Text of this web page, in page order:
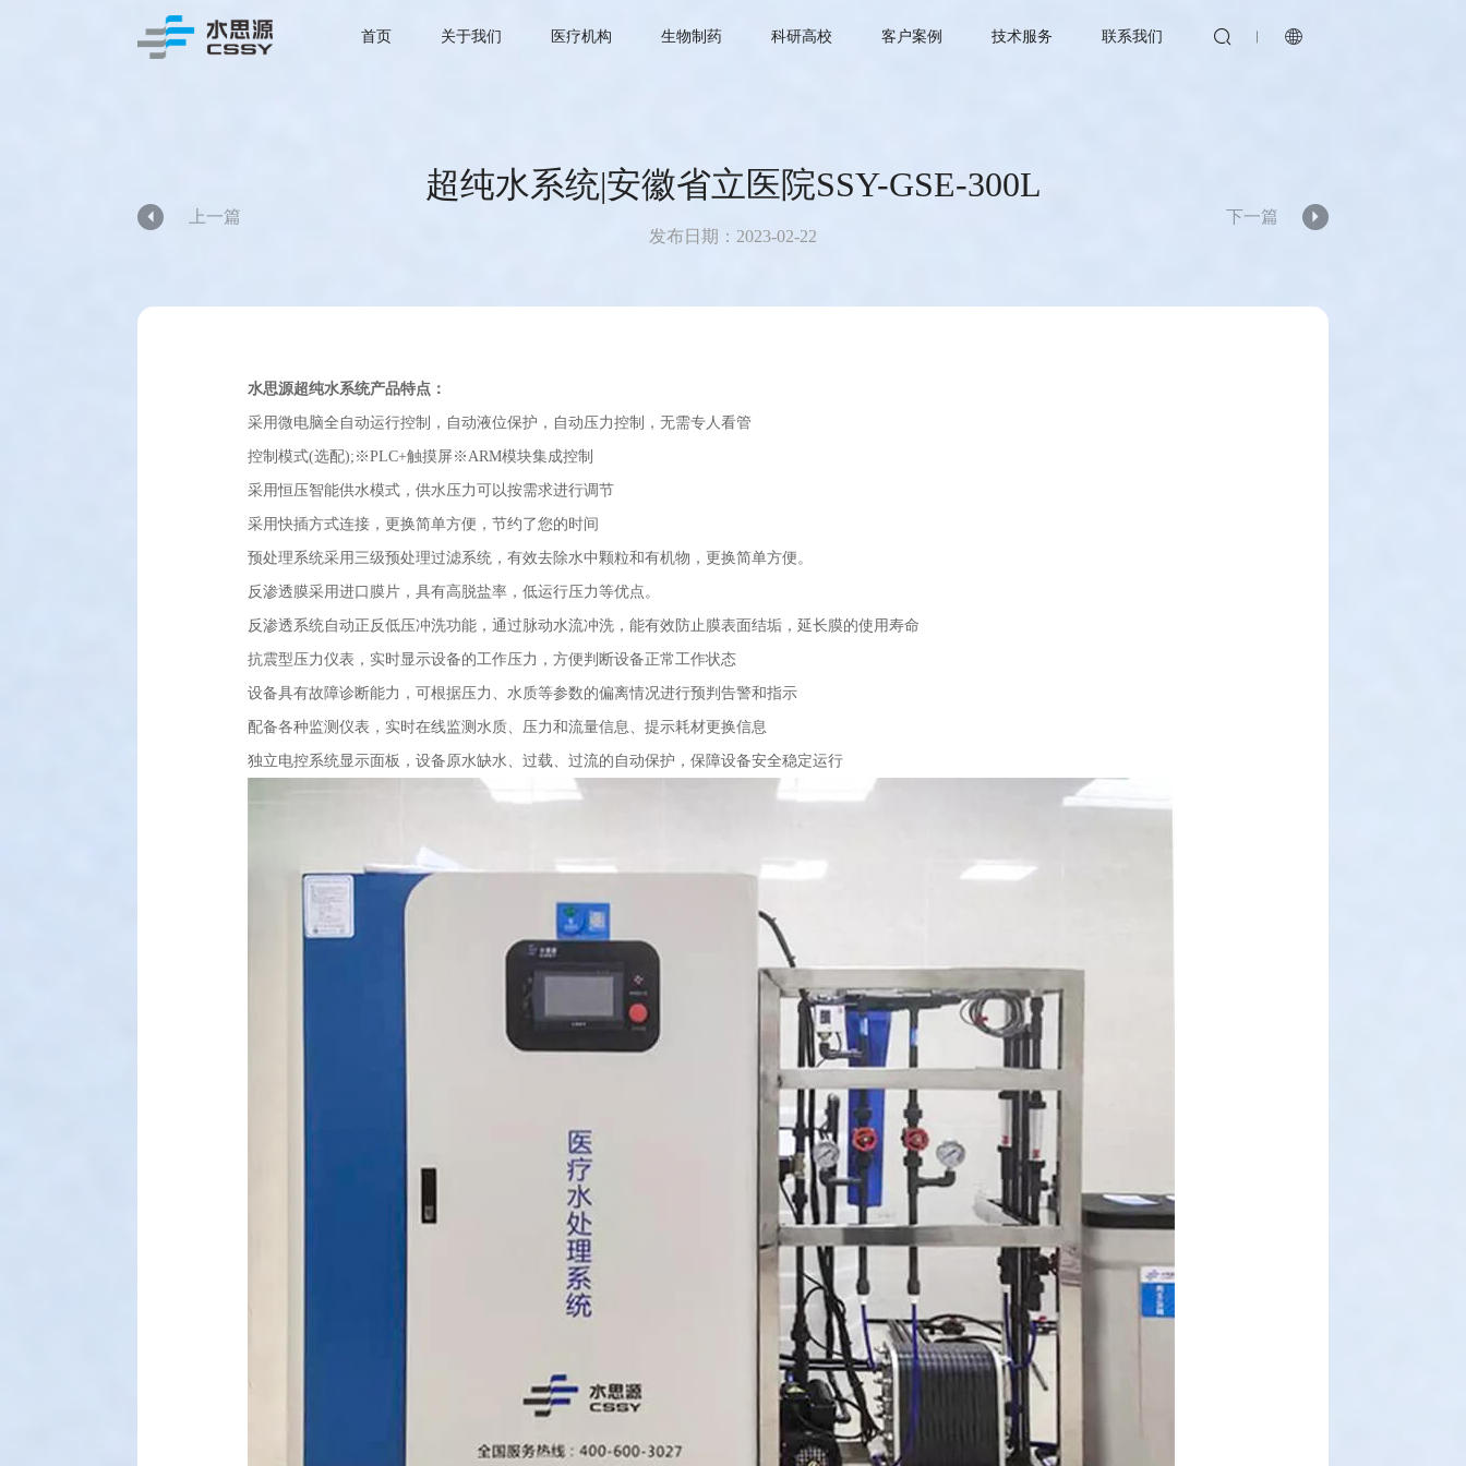
首页 关于我们 医疗机构 生物制药 科研高校 客户案例 技术服务 联系我们  
超纯水系统|安徽省立医院SSY-GSE-300L
发布日期：2023-02-22
 上一篇 下一篇 
水思源超纯水系统产品特点：
采用微电脑全自动运行控制，自动液位保护，自动压力控制，无需专人看管
控制模式(选配);※PLC+触摸屏※ARM模块集成控制
采用恒压智能供水模式，供水压力可以按需求进行调节
采用快插方式连接，更换简单方便，节约了您的时间
预处理系统采用三级预处理过滤系统，有效去除水中颗粒和有机物，更换简单方便。
反渗透膜采用进口膜片，具有高脱盐率，低运行压力等优点。
反渗透系统自动正反低压冲洗功能，通过脉动水流冲洗，能有效防止膜表面结垢，延长膜的使用寿命
抗震型压力仪表，实时显示设备的工作压力，方便判断设备正常工作状态
设备具有故障诊断能力，可根据压力、水质等参数的偏离情况进行预判告警和指示
配备各种监测仪表，实时在线监测水质、压力和流量信息、提示耗材更换信息
独立电控系统显示面板，设备原水缺水、过载、过流的自动保护，保障设备安全稳定运行